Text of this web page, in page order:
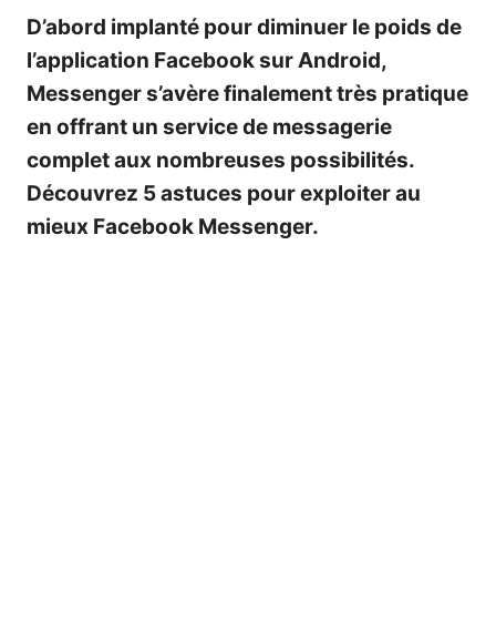
D’abord implanté pour diminuer le poids de
l’application Facebook sur Android,
Messenger s’avère finalement très pratique
en offrant un service de messagerie
complet aux nombreuses possibilités.
Découvrez 5 astuces pour exploiter au
mieux Facebook Messenger.